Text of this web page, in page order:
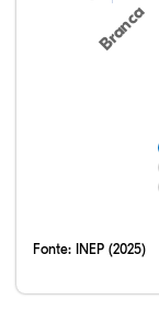
Branca
Fonte: INEP (2025)